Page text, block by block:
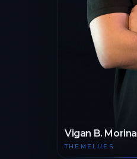
Vigan B. Morina
THEMELUES